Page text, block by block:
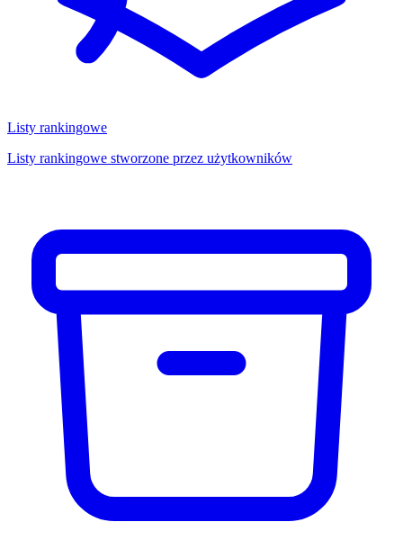
Listy rankingowe
Listy rankingowe stworzone przez użytkowników